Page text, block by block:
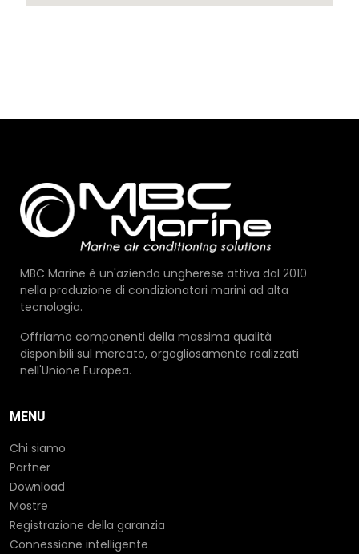
info@candor.hu
+39 3791836421
via Ruggero Marturano 40, Palermo, SICILIA
luxuryyachtservice@gmail.com
CONCESSIONARIO E ASSISTENZA ESCLUSIVI
MBC Marine S.r.l.
Attila Varga
+49 171 311 2 777
Ufficio:
+49 40 8821536-50
info@mbc-marine.de
www.mbc-marine.de
RIVENDITORE
MBC Marine è un'azienda ungherese attiva dal 2010
nella produzione di condizionatori marini ad alta
tecnologia.
Offriamo componenti della massima qualità
disponibili sul mercato, orgogliosamente realizzati
nell'Unione Europea.
MENU
Chi siamo
Partner
Download
Mostre
Registrazione della garanzia
Connessione intelligente